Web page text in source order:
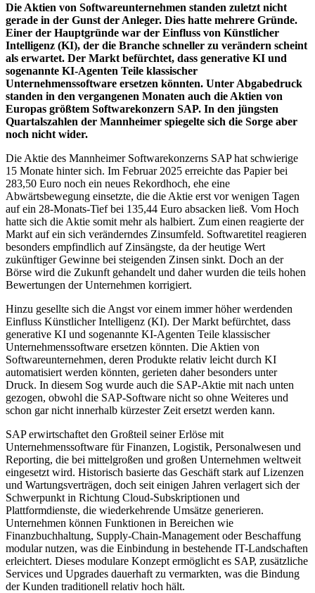
Die Aktien von Softwareunternehmen standen zuletzt nicht
gerade in der Gunst der Anleger. Dies hatte mehrere Gründe.
Einer der Hauptgründe war der Einfluss von Künstlicher
Intelligenz (KI), der die Branche schneller zu verändern scheint
als erwartet. Der Markt befürchtet, dass generative KI und
sogenannte KI-Agenten Teile klassischer
Unternehmenssoftware ersetzen könnten. Unter Abgabedruck
standen in den vergangenen Monaten auch die Aktien von
Europas größtem Softwarekonzern SAP. In den jüngsten
Quartalszahlen der Mannheimer spiegelte sich die Sorge aber
noch nicht wider.
Die Aktie des Mannheimer Softwarekonzerns SAP hat schwierige
15 Monate hinter sich. Im Februar 2025 erreichte das Papier bei
283,50 Euro noch ein neues Rekordhoch, ehe eine
Abwärtsbewegung einsetzte, die die Aktie erst vor wenigen Tagen
auf ein 28-Monats-Tief bei 135,44 Euro absacken ließ. Vom Hoch
hatte sich die Aktie somit mehr als halbiert. Zum einen reagierte der
Markt auf ein sich veränderndes Zinsumfeld. Softwaretitel reagieren
besonders empfindlich auf Zinsängste, da der heutige Wert
zukünftiger Gewinne bei steigenden Zinsen sinkt. Doch an der
Börse wird die Zukunft gehandelt und daher wurden die teils hohen
Bewertungen der Unternehmen korrigiert.
Hinzu gesellte sich die Angst vor einem immer höher werdenden
Einfluss Künstlicher Intelligenz (KI). Der Markt befürchtet, dass
generative KI und sogenannte KI-Agenten Teile klassischer
Unternehmenssoftware ersetzen könnten. Die Aktien von
Softwareunternehmen, deren Produkte relativ leicht durch KI
automatisiert werden könnten, gerieten daher besonders unter
Druck. In diesem Sog wurde auch die SAP-Aktie mit nach unten
gezogen, obwohl die SAP-Software nicht so ohne Weiteres und
schon gar nicht innerhalb kürzester Zeit ersetzt werden kann.
SAP erwirtschaftet den Großteil seiner Erlöse mit
Unternehmenssoftware für Finanzen, Logistik, Personalwesen und
Reporting, die bei mittelgroßen und großen Unternehmen weltweit
eingesetzt wird. Historisch basierte das Geschäft stark auf Lizenzen
und Wartungsverträgen, doch seit einigen Jahren verlagert sich der
Schwerpunkt in Richtung Cloud-Subskriptionen und
Plattformdienste, die wiederkehrende Umsätze generieren.
Unternehmen können Funktionen in Bereichen wie
Finanzbuchhaltung, Supply-Chain-Management oder Beschaffung
modular nutzen, was die Einbindung in bestehende IT-Landschaften
erleichtert. Dieses modulare Konzept ermöglicht es SAP, zusätzliche
Services und Upgrades dauerhaft zu vermarkten, was die Bindung
der Kunden traditionell relativ hoch hält.